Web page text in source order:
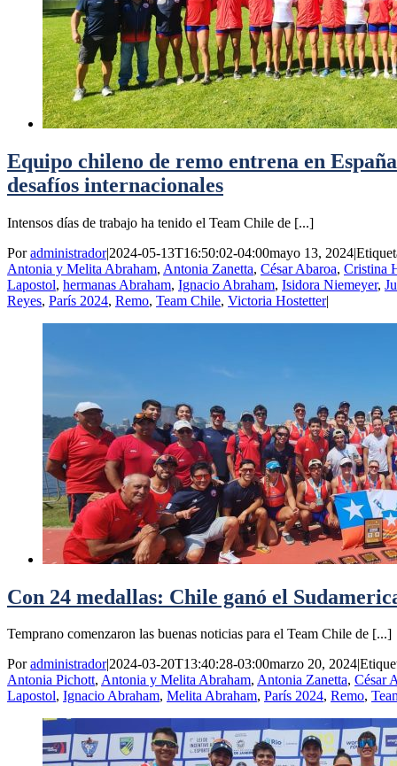
Equipo chileno de remo entrena en
desafíos internacionales
Intensos días de trabajo ha tenido el Team Chile de [...]
Poradministrador|2024-05-13T16:50:02-04:00mayo 13, 2024|
Antonia y Melita Abraham, Antonia Zanetta, César Abaroa, Cristina
Lapostol, hermanas Abraham, Ignacio Abraham, Isidora Niemeyer,
Reyes, París 2024, Remo, Team Chile, Victoria Hostetter|
Con 24 medallas: Chile ganó el
Temprano comenzaron las buenas noticias para el Team Chile de [...]
Poradministrador|2024-03-20T13:40:28-03:00marzo 20, 2024|
Antonia Pichott, Antonia y Melita Abraham, Antonia Zanetta, César
Lapostol, Ignacio Abraham, Melita Abraham, París 2024, Remo,